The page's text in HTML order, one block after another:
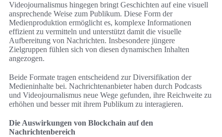
Videojournalismus hingegen bringt Geschichten auf eine visuell
ansprechende Weise zum Publikum. Diese Form der
Medienproduktion ermöglicht es, komplexe Informationen
effizient zu vermitteln und unterstützt damit die visuelle
Aufbereitung von Nachrichten. Insbesondere jüngere
Zielgruppen fühlen sich von diesen dynamischen Inhalten
angezogen.
Beide Formate tragen entscheidend zur Diversifikation der
Medieninhalte bei. Nachrichtenanbieter haben durch Podcasts
und Videojournalismus neue Wege gefunden, ihre Reichweite zu
erhöhen und besser mit ihrem Publikum zu interagieren.
Die Auswirkungen von Blockchain auf den
Nachrichtenbereich